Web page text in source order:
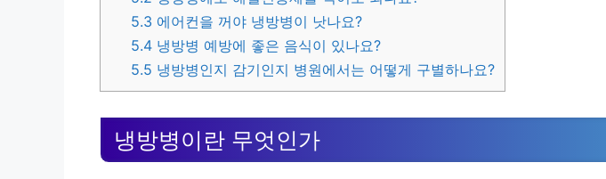
5.3 에어컨을 꺼야 냉방병이 낫나요?
5.4 냉방병 예방에 좋은 음식이 있나요?
5.5 냉방병인지 감기인지 병원에서는 어떻게 구별하나요?
냉방병이란 무엇인가